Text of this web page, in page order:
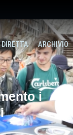
DIRETTA ARCHIVIO
i